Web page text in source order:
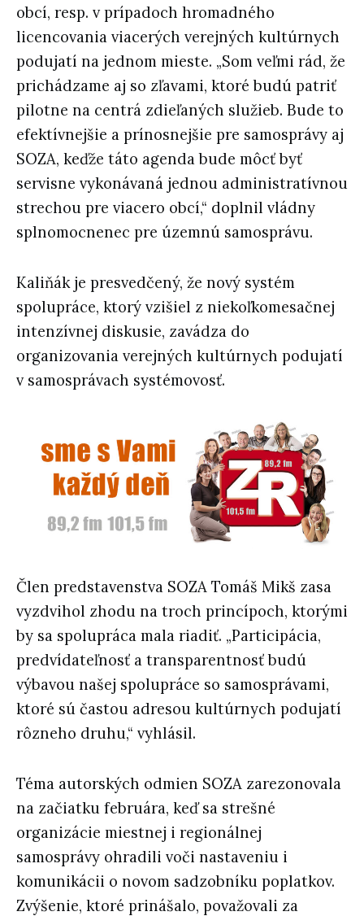
obcí, resp. v prípadoch hromadného
licencovania viacerých verejných kultúrnych
podujatí na jednom mieste. „Som veľmi rád, že
prichádzame aj so zľavami, ktoré budú patriť
pilotne na centrá zdieľaných služieb. Bude to
efektívnejšie a prínosnejšie pre samosprávy aj
SOZA, keďže táto agenda bude môcť byť
servisne vykonávaná jednou administratívnou
strechou pre viacero obcí,“ doplnil vládny
splnomocnenec pre územnú samosprávu.
Kaliňák je presvedčený, že nový systém
spolupráce, ktorý vzišiel z niekoľkomesačnej
intenzívnej diskusie, zavádza do
organizovania verejných kultúrnych podujatí
v samosprávach systémovosť.
Člen predstavenstva SOZA Tomáš Mikš zasa
vyzdvihol zhodu na troch princípoch, ktorými
by sa spolupráca mala riadiť. „Participácia,
predvídateľnosť a transparentnosť budú
výbavou našej spolupráce so samosprávami,
ktoré sú častou adresou kultúrnych podujatí
rôzneho druhu,“ vyhlásil.
Téma autorských odmien SOZA zarezonovala
na začiatku februára, keď sa strešné
organizácie miestnej i regionálnej
samosprávy ohradili voči nastaveniu i
komunikácii o novom sadzobníku poplatkov.
Zvýšenie, ktoré prinášalo, považovali za